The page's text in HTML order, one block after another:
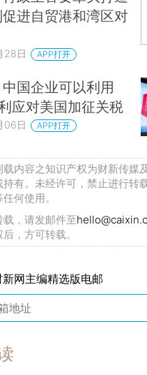
进自贸港和湾区对
28日 APP打开
国企业可以利用
应对美国加征关税
06日 APP打开
载内容之知识产权为财新传媒
持有。未经许可，禁止进行转
何使用。
载，请发邮件至
，方可转载。
网主编精选版电邮